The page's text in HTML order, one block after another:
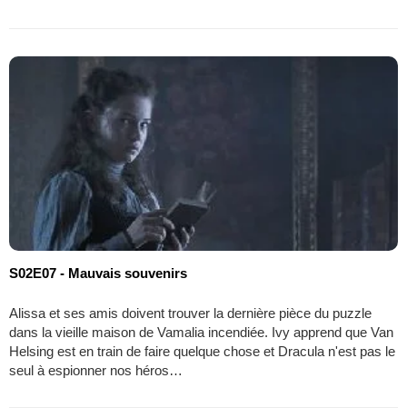
S02E07 - Mauvais souvenirs
Alissa et ses amis doivent trouver la dernière pièce du puzzle
dans la vieille maison de Vamalia incendiée. Ivy apprend que Van
Helsing est en train de faire quelque chose et Dracula n'est pas le
seul à espionner nos héros…